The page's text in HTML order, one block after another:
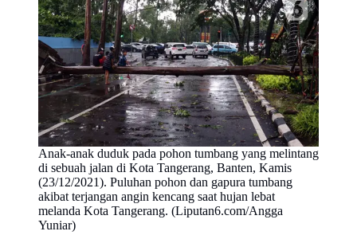
Anak-anak duduk pada pohon tumbang yang melintang
di sebuah jalan di Kota Tangerang, Banten, Kamis
(23/12/2021). Puluhan pohon dan gapura tumbang
akibat terjangan angin kencang saat hujan lebat
melanda Kota Tangerang. (Liputan6.com/Angga
Yuniar)